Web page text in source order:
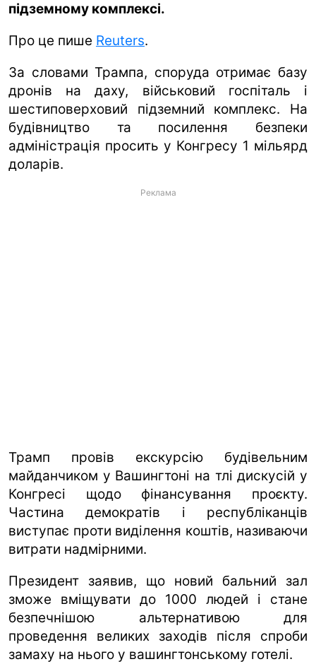
підземному комплексі.
Про це пише Reuters.
За словами Трампа, споруда отримає базу
дронів на даху, військовий госпіталь і
шестиповерховий підземний комплекс. На
будівництво та посилення безпеки
адміністрація просить у Конгресу 1 мільярд
доларів.
Реклама
Трамп провів екскурсію будівельним
майданчиком у Вашингтоні на тлі дискусій у
Конгресі щодо фінансування проєкту.
Частина демократів і республіканців
виступає проти виділення коштів, називаючи
витрати надмірними.
Президент заявив, що новий бальний зал
зможе вміщувати до 1000 людей і стане
безпечнішою альтернативою для
проведення великих заходів після спроби
замаху на нього у вашингтонському готелі.